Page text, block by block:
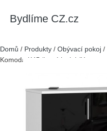
Bydlíme CZ.cz
Domů / Produkty / Obývací pokoj /
Komoda K45 černý lesk bílá